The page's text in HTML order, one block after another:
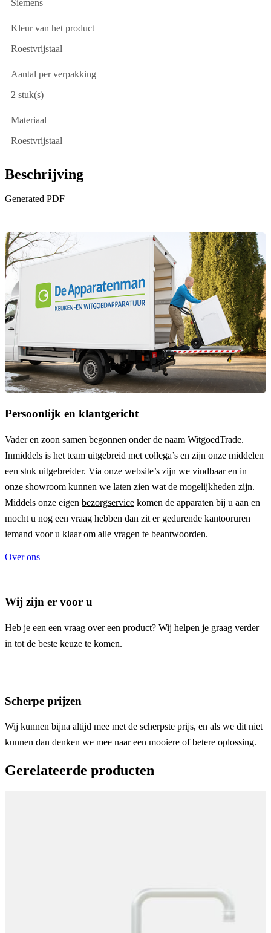
Siemens
Kleur van het product
Roestvrijstaal
Aantal per verpakking
2 stuk(s)
Materiaal
Roestvrijstaal
Beschrijving
Generated PDF
Persoonlijk en klantgericht
Vader en zoon samen begonnen onder de naam WitgoedTrade.
Inmiddels is het team uitgebreid met collega’s en zijn onze middelen
een stuk uitgebreider. Via onze website’s zijn we vindbaar en in
onze showroom kunnen we laten zien wat de mogelijkheden zijn.
Middels onze eigen bezorgservice komen de apparaten bij u aan en
mocht u nog een vraag hebben dan zit er gedurende kantooruren
iemand voor u klaar om alle vragen te beantwoorden.
Over ons
Wij zijn er voor u
Heb je een een vraag over een product? Wij helpen je graag verder
in tot de beste keuze te komen.
Scherpe prijzen
Wij kunnen bijna altijd mee met de scherpste prijs, en als we dit niet
kunnen dan denken we mee naar een mooiere of betere oplossing.
Gerelateerde producten